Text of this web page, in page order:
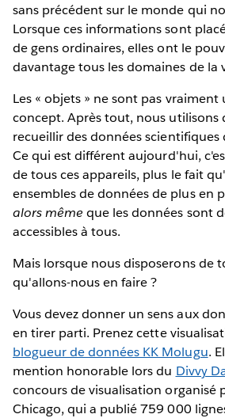
sans précédent sur le monde qui
Lorsque ces informations sont
de gens ordinaires, elles ont le
davantage tous les domaines de la
Les « objets » ne sont pas vraiment
concept. Après tout, nous utilisons
recueillir des données scientifiques
Ce qui est différent aujourd'hui,
de tous ces appareils, plus le fait
ensembles de données de plus en
alors même que les données sont
accessibles à tous.
Mais lorsque nous disposerons de
qu'allons-nous en faire ?
Vous devez donner un sens aux
en tirer parti. Prenez cette
blogueur de données KK Molugu.
mention honorable lors du Divvy
concours de visualisation organisé
Chicago, qui a publié 759 000